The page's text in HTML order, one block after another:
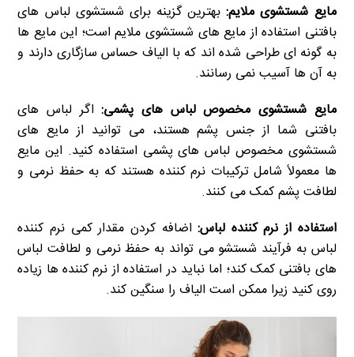
مایع شستشوی ملایم:بهترین گزینه برای شستشوی لباس های
بافتنی استفاده از مایع های شستشوی ملایم است؛ این مایع ها
به گونه ای طراحی شده اند که با الیاف حساس سازگاری دارند و
به آن ها آسیب نمی رسانند.
مایع شستشوی مخصوص لباس های پشمی:اگر لباس های
بافتنی شما از جنس پشم هستند، می توانید از مایع های
شستشوی مخصوص لباس های پشمی استفاده کنید. این مایع
ها معمولاً شامل ترکیبات نرم کننده هستند که به حفظ نرمی و
لطافت پشم کمک می کنند.
استفاده از نرم کننده لباس:اضافه کردن مقدار کمی نرم کننده
لباس به فرآیند شستشو می تواند به حفظ نرمی و لطافت لباس
های بافتنی کمک کند؛ اما نباید در استفاده از نرم کننده ها زیاده
روی کنید زیرا ممکن است الیاف را سنگین کند.